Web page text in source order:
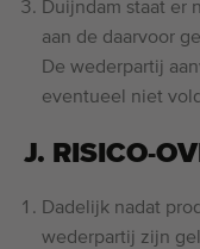
Duijndam staat er
aan de daarvoor
De wederpartij
eventueel niet
J. RISICO-
Dadelijk nadat
wederpartij zijn